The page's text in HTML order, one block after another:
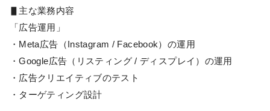
▋主な業務内容
「広告運用」
・Meta広告（Instagram / Facebook）の運用
・Google広告（リスティング / ディスプレイ）の運用
・広告クリエイティブのテスト
・ターゲティング設計